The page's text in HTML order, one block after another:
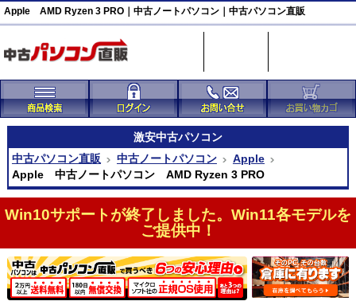
Apple AMD Ryzen 3 PRO｜中古ノートパソコン｜中古パソコン直販
激安中古パソコン
中古パソコン直販
中古ノートパソコン
Apple
Apple 中古ノートパソコン AMD Ryzen 3 PRO
Win10サポートが終了しました。Win11各モデルを
ご提供中！